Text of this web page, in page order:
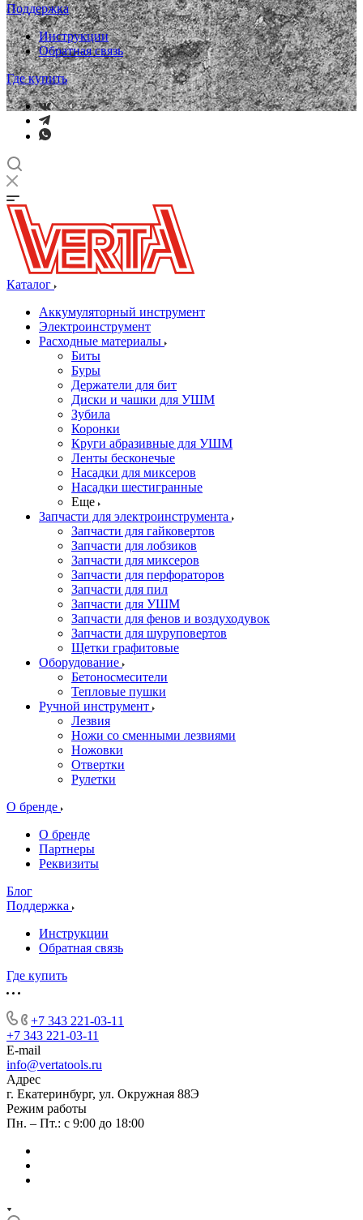
Поддержка
Инструкции
Обратная связь
Где купить
Каталог
Аккумуляторный инструмент
Электроинструмент
Расходные материалы
Биты
Буры
Держатели для бит
Диски и чашки для УШМ
Зубила
Коронки
Круги абразивные для УШМ
Ленты бесконечые
Насадки для миксеров
Насадки шестигранные
Еще
Запчасти для электроинструмента
Запчасти для гайковертов
Запчасти для лобзиков
Запчасти для миксеров
Запчасти для перфораторов
Запчасти для пил
Запчасти для УШМ
Запчасти для фенов и воздуходувок
Запчасти для шуруповертов
Щетки графитовые
Оборудование
Бетоносмесители
Тепловые пушки
Ручной инструмент
Лезвия
Ножи со сменными лезвиями
Ножовки
Отвертки
Рулетки
О бренде
О бренде
Партнеры
Реквизиты
Блог
Поддержка
Инструкции
Обратная связь
Где купить
+7 343 221-03-11
+7 343 221-03-11
E-mail
info@vertatools.ru
Адрес
г. Екатеринбург, ул. Окружная 88Э
Режим работы
Пн. – Пт.: с 9:00 до 18:00